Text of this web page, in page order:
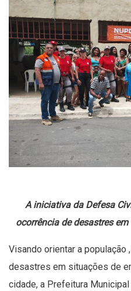
A iniciativa da Defesa
ocorrência de desastres
Visando orientar a população
desastres em situações de
cidade, a Prefeitura